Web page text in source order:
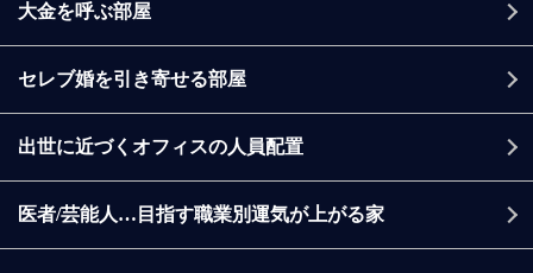
大金を呼ぶ部屋
セレブ婚を引き寄せる部屋
出世に近づくオフィスの人員配置
医者/芸能人…目指す職業別運気が上がる家